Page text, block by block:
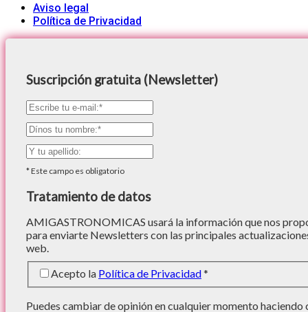
Aviso legal
Política de Privacidad
Suscripción gratuita (Newsletter)
*Este campo es obligatorio
Tratamiento de datos
AMIGASTRONOMICAS usará la información que nos
para enviarte Newsletters con las principales
web.
Acepto la Política de Privacidad*
Puedes cambiar de opinión en cualquier momento haciendo